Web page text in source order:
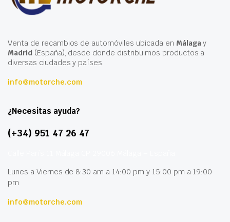
Venta de recambios de automóviles ubicada en Málagay
Madrid(España), desde donde distribuimos productos a
diversas ciudades y países.
info@motorche.com
¿Necesitas ayuda?
(+34) 951 47 26 47
Lunes a Viernes de 8:30 am a 14:00 pm y 15:00 pm a 19:00
pm
info@motorche.com